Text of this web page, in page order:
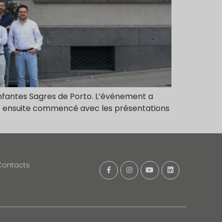
Sagres de Porto. L’événement a
commencé avec les présentations